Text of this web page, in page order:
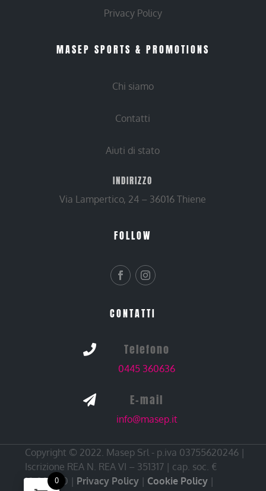
Privacy Policy
MASEP SPORTS & PROMOTIONS
Chi siamo
Contatti
Aiuti di stato
INDIRIZZO
Via Lampertico, 24 – 36016 Thiene
FOLLOW
CONTATTI
 Telefono
0445 360636
 E-mail
info@masep.it
Copyright © 2022. Masep Srl - p.iva 03755620246 |
Iscrizione REA N. REA VI – 351317 | cap. soc. €
10.000,00 | Privacy Policy | Cookie Policy |
0